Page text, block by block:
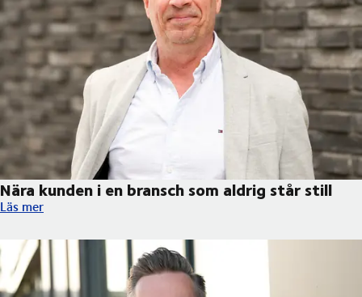
Nära kunden i en bransch som aldrig står still
Nära kunden i en bransch som aldrig står still
Läs mer